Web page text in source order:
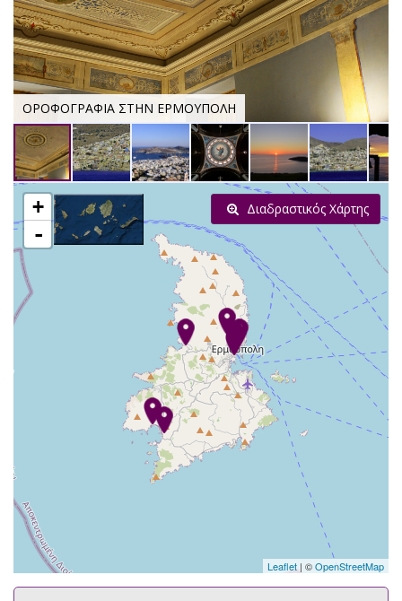
CN
ΟΡΟΦΟΓΡΑΦΙΑ ΣΤΗΝ ΕΡΜΟΥΠΟΛΗ
+
-
Leaflet | ©OpenStreetMap
Διαδραστικός Χάρτης